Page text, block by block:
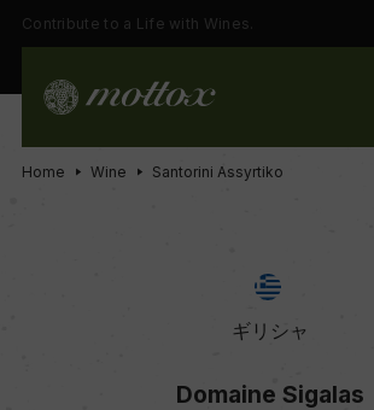
Contribute to a Life with Wines.
Home Wine Santorini Assyrtiko
ギリシャ
Domaine Sigalas